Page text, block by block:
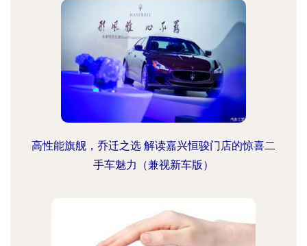
高性能旗舰，乔迁之选 解读嘉兴恒骏门店的惊喜二
手车魅力（兼视新车版）